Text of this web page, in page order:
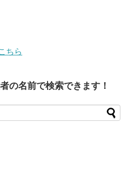
ちら
の名前で検索できます！